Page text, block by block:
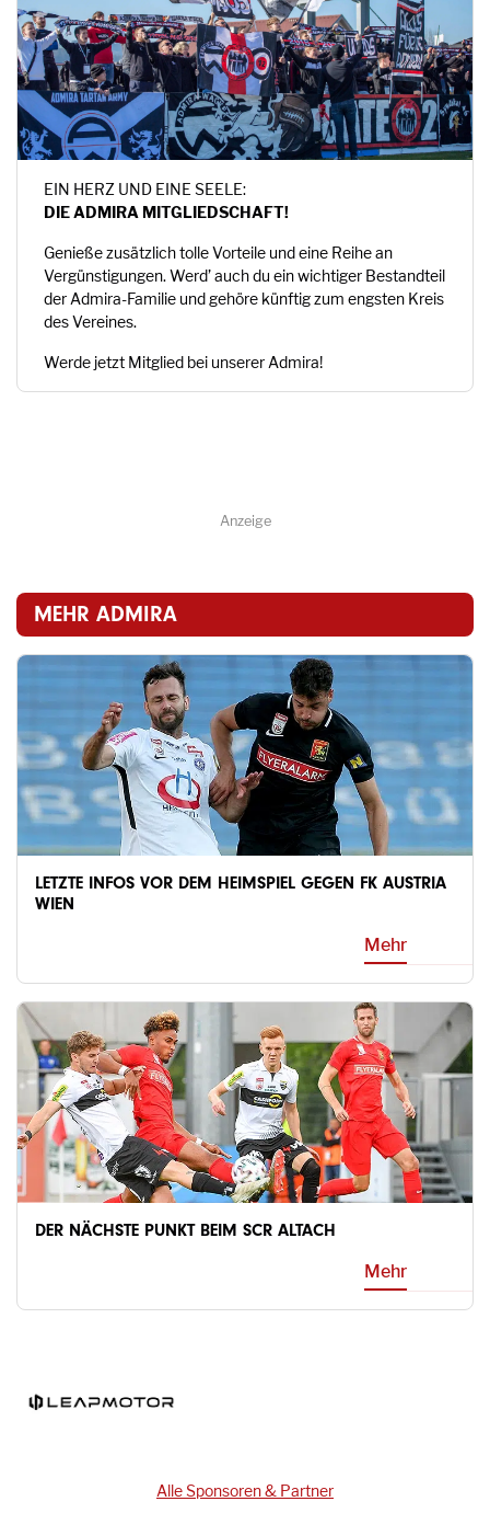
MEHR ADMIRA
LETZTE INFOS VOR DEM HEIMSPIEL GEGEN FK AUSTRIA
WIEN
Mehr
DER NÄCHSTE PUNKT BEIM SCR ALTACH
Mehr
EIN HERZ UND EINE SEELE:
DIE ADMIRA MITGLIEDSCHAFT!
Genieße zusätzlich tolle Vorteile und eine Reihe an
Vergünstigungen. Werd’ auch du ein wichtiger Bestandteil
der Admira-Familie und gehöre künftig zum engsten Kreis
des Vereines.
Werde jetzt Mitglied bei unserer Admira!
Anzeige
Alle Sponsoren & Partner